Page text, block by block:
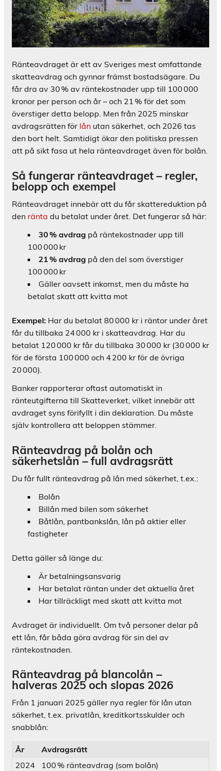
Ränteavdraget är ett av Sveriges mest omfattande
skatteavdrag och gynnar främst bostadsägare. Du
får dra av 30 % av räntekostnader upp till 100 000
kronor per person och år – och 21 % för det som
överstiger detta belopp. Men från 2025 minskar
avdragsrätten för lån utan säkerhet, och 2026 tas
den bort helt. Samtidigt ökar den politiska pressen
att på sikt fasa ut hela ränteavdraget även för bolån.
Så fungerar ränteavdraget – regler,
belopp och exempel
Ränteavdraget innebär att du får skattereduktion på
den ränta du betalat under året. Det fungerar så här:
30 % avdrag på räntekostnader upp till
100 000 kr
21 % avdrag på den del som överstiger
100 000 kr
Gäller oavsett inkomst, men du måste ha
betalat skatt att kvitta mot
Exempel: Har du betalat 80 000 kr i räntor under året
får du tillbaka 24 000 kr i skatteavdrag. Har du
betalat 120 000 kr får du tillbaka 30 000 kr (30 000 kr
för de första 100 000 och 4 200 kr för de övriga
20 000).
Banker rapporterar oftast automatiskt in
ränteutgifterna till Skatteverket, vilket innebär att
avdraget syns förifyllt i din deklaration. Du måste
själv kontrollera att beloppen stämmer.
Ränteavdrag på bolån och
säkerhetslån – full avdragsrätt
Du får fullt ränteavdrag på lån med säkerhet, t.ex.:
Bolån
Billån med bilen som säkerhet
Båtlån, pantbankslån, lån på aktier eller
fastigheter
Detta gäller så länge du:
Är betalningsansvarig
Har betalat räntan under det aktuella året
Har tillräckligt med skatt att kvitta mot
Avdraget är individuellt. Om två personer delar på
ett lån, får båda göra avdrag för sin del av
räntekostnaden.
Ränteavdrag på blancolån –
halveras 2025 och slopas 2026
Från 1 januari 2025 gäller nya regler för lån utan
säkerhet, t.ex. privatlån, kreditkortsskulder och
snabblån:
År
Avdragsrätt
2024
100 % ränteavdrag (som bolån)